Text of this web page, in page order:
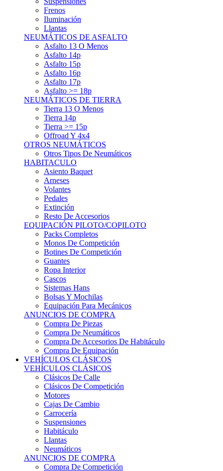
Frenos
Iluminación
Llantas
NEUMÁTICOS DE ASFALTO
Asfalto 13 O Menos
Asfalto 14p
Asfalto 15p
Asfalto 16p
Asfalto 17p
Asfalto >= 18p
NEUMÁTICOS DE TIERRA
Tierra 13 O Menos
Tierra 14p
Tierra >= 15p
Offroad Y 4x4
OTROS NEUMÁTICOS
Otros Tipos De Neumáticos
HABITACULO
Asiento Baquet
Arneses
Volantes
Pedales
Extinción
Resto De Accesorios
EQUIPACIÓN PILOTO/COPILOTO
Packs Completos
Monos De Competición
Botines De Competición
Guantes
Ropa Interior
Cascos
Sistemas Hans
Bolsas Y Mochilas
Equipación Para Mecánicos
ANUNCIOS DE COMPRA
Compra De Piezas
Compra De Neumáticos
Compra De Accesorios De Habitáculo
Compra De Equipación
VEHÍCULOS CLÁSICOS
VEHÍCULOS CLÁSICOS
Clásicos De Calle
Clásicos De Competición
Motores
Cajas De Cambio
Carrocería
Suspensiones
Habitáculo
Llantas
Neumáticos
ANUNCIOS DE COMPRA
Compra De Competición